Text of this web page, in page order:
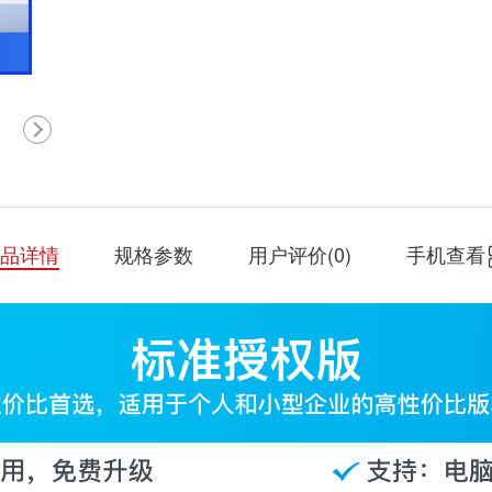
详情 规格参数 用户评价(0) 手机查看